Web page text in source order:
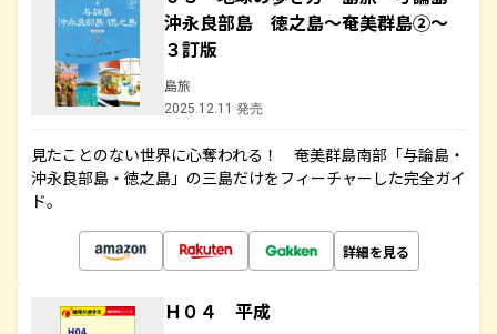
沖永良部島 徳之島～奄美群島②～
３訂版
島旅
2025.12.11 発売
見たことのない世界に心奪われる！ 奄美群島南部「与論島・
沖永良部島・徳之島」の三島だけをフィーチャーした完全ガイ
ド。
詳細を見る
Ｈ０４ 平成